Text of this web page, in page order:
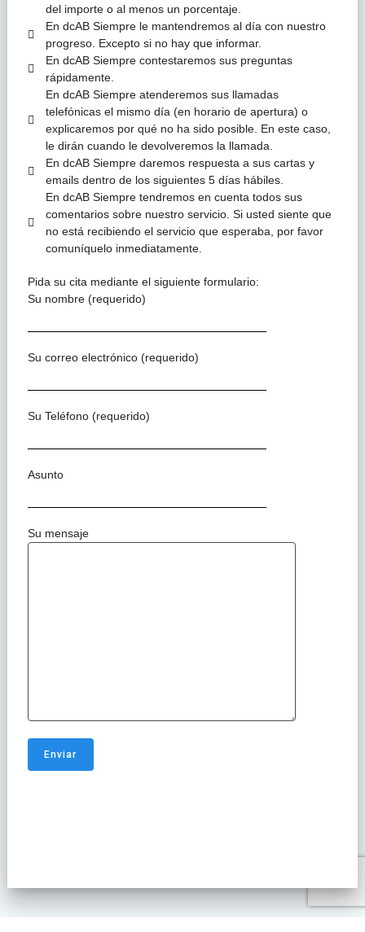
del importe o al menos un porcentaje.
En dcAB Siempre le mantendremos al día con nuestro
progreso. Excepto si no hay que informar.
En dcAB Siempre contestaremos sus preguntas
rápidamente.
En dcAB Siempre atenderemos sus llamadas
telefónicas el mismo día (en horario de apertura) o
explicaremos por qué no ha sido posible. En este caso,
le dirán cuando le devolveremos la llamada.
En dcAB Siempre daremos respuesta a sus cartas y
emails dentro de los siguientes 5 días hábiles.
En dcAB Siempre tendremos en cuenta todos sus
comentarios sobre nuestro servicio. Si usted siente que
no está recibiendo el servicio que esperaba, por favor
comuníquelo inmediatamente.
Pida su cita mediante el siguiente formulario:
Su nombre (requerido)
Su correo electrónico (requerido)
Su Teléfono (requerido)
Asunto
Su mensaje